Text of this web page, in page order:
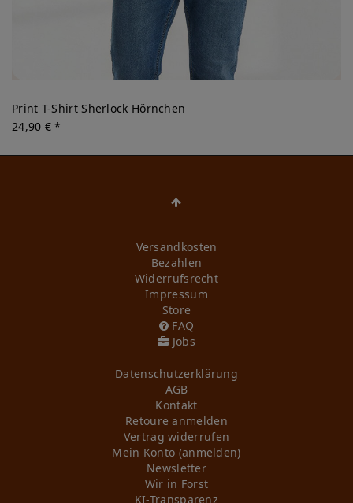
Print T-Shirt Sherlock Hörnchen
24,90 € *
Versandkosten
Bezahlen
Widerrufs­recht
Impressum
Store
FAQ
Jobs
Daten­schutz­erklärung
AGB
Kontakt
Retoure anmelden
Vertrag widerrufen
Mein Konto (anmelden)
Newsletter
Wir in Forst
KI-Transparenz